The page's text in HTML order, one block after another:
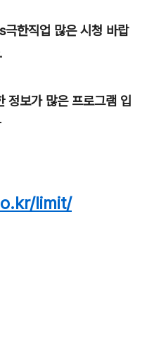
극한직업 많은 시청 바랍
정보가 많은 프로그램 입
limit/